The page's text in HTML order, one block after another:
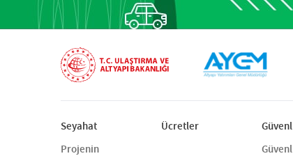
Seyahat
Projenin
Ücretler